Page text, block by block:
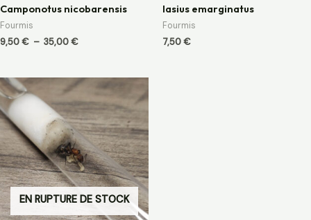
Note
0
sur
5
Camponotus nicobarensis
Fourmis
9,50€ – 35,00€
Note
5.00
sur 5
lasius emarginatus
Fourmis
7,50€
EN RUPTURE DE STOCK